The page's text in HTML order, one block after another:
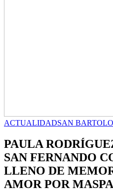
ACTUALIDADSAN
PAULA
SAN FERNANDO
LLENO DE
AMOR POR